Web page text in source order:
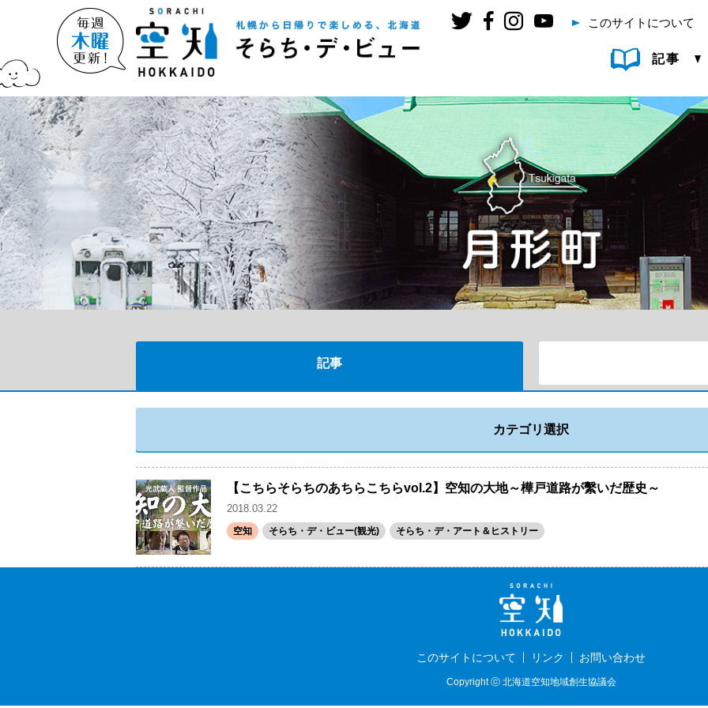
このサイトについて
記事
記事
カテゴリ選択
【こちらそらちのあちらこちらvol.2】空知の大地～樺戸道路が繫いだ歴史～
2018.03.22
空知 そらち・デ・ビュー(観光) そらち・デ・アート＆ヒストリー
このサイトについて リンク お問い合わせ
Copyright ⓒ 北海道空知地域創生協議会